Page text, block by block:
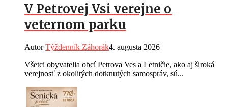
V Petrovej Vsi verejne o
veternom parku
AutorTýždenník Záhorák4. augusta 2026
Všetci obyvatelia obcí Petrova Ves a Letničie, ako aj široká
verejnosť z okolitých dotknutých samospráv, sú...